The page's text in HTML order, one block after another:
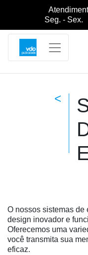
Seg. - Sex.
<
O nossos sistemas de
design inovador e
Oferecemos uma
você transmita sua
eficaz.